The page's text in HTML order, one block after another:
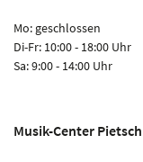
Mo: geschlossen
Di-Fr: 10:00 - 18:00 Uhr
Sa: 9:00 - 14:00 Uhr
Musik-Center Pietsch